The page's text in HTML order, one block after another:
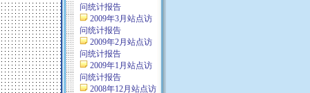
问统计报告
2009年3月站点访
问统计报告
2009年2月站点访
问统计报告
2009年1月站点访
问统计报告
2008年12月站点访